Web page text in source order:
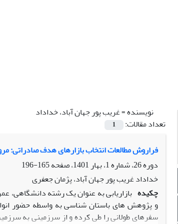
نویسنده =غریب پور جهان آباد، خداداد
تعداد مقالات:
1
فراروش مطالعات انتخاب بازارهای هدف صادراتی:
دوره 26، شماره 1، بهار 1401، صفحه
165-196
خداداد غریب پور جهان آباد، پژمان جعفری
چکیده بازاریابی به عنوان یک رشته دانشگاهی،
و پژوهش های باستان شناسی به واسطه حضور
سفرهای طولانی را طی کرده و از سرزمینی به